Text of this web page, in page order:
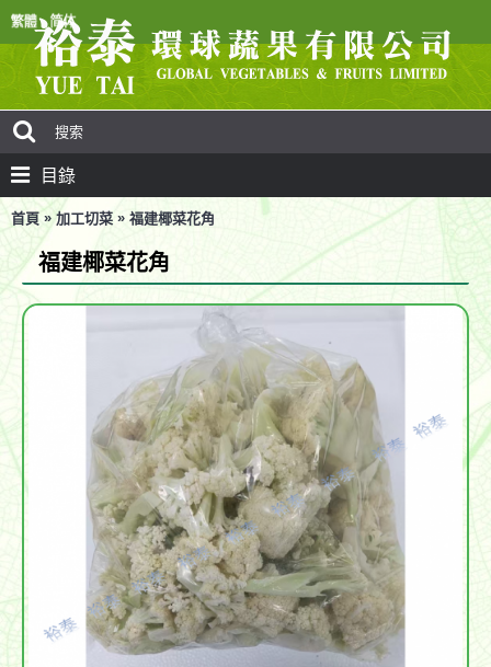
目錄
首頁 » 加工切菜 » 福建椰菜花角
福建椰菜花角